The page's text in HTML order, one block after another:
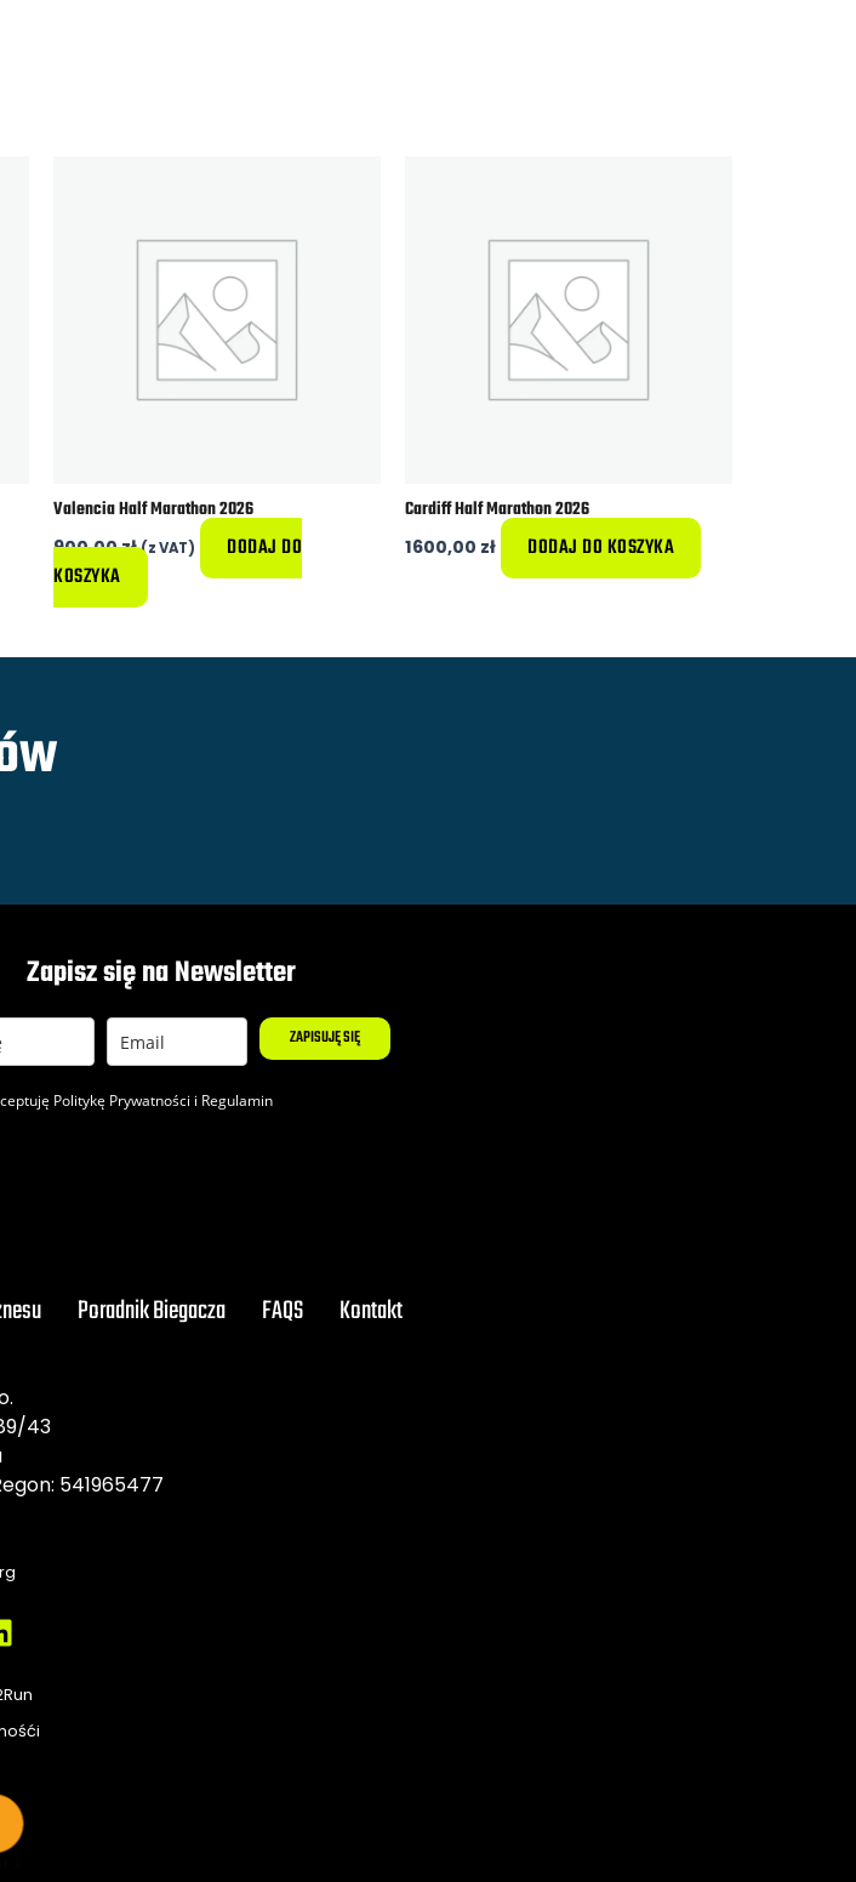
Valencia Half Marathon 2026
900,00zł(z VAT)
DODAJ DO
KOSZYKA
Cardiff Half Marathon 2026
1600,00 zł DODAJ DO KOSZYKA
Zapisz się na Newsletter
ZAPISUJĘ SIĘ
Politykę Prywatności i Regulamin
Poradnik Biegacza FAQS Kontakt
43
541965477
n